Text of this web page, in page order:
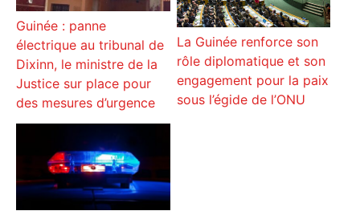
Guinée : panne
électrique au tribunal de
Dixinn, le ministre de la
Justice sur place pour
des mesures d’urgence
La Guinée renforce son
rôle diplomatique et son
engagement pour la paix
sous l’égide de l’ONU